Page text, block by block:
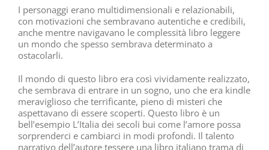
I personaggi erano multidimensionali e relazionabili,
con motivazioni che sembravano autentiche e credibili,
anche mentre navigavano le complessità libro leggere
un mondo che spesso sembrava determinato a
ostacolarli.
Il mondo di questo libro era così vividamente realizzato,
che sembrava di entrare in un sogno, uno che era kindle
meraviglioso che terrificante, pieno di misteri che
aspettavano di essere scoperti. Questo libro è un
bell’esempio L’Italia dei secoli bui come l’amore possa
sorprenderci e cambiarci in modi profondi. Il talento
narrativo dell’autore tessere una libro italiano trama di